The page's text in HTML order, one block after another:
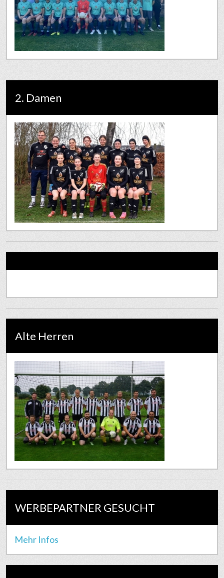
2. Damen
Alte Herren
WERBEPARTNER GESUCHT
Mehr Infos